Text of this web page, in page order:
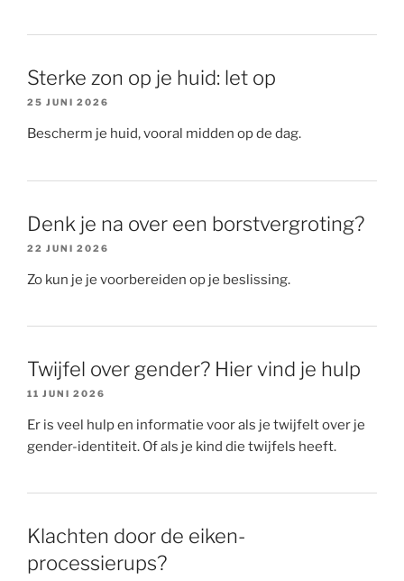
Sterke zon op je huid: let op
25 JUNI 2026
Bescherm je huid, vooral midden op de dag.
Denk je na over een borstvergroting?
22 JUNI 2026
Zo kun je je voorbereiden op je beslissing.
Twijfel over gender? Hier vind je hulp
11 JUNI 2026
Er is veel hulp en informatie voor als je twijfelt over je
gender-identiteit. Of als je kind die twijfels heeft.
Klachten door de eiken-
processierups?